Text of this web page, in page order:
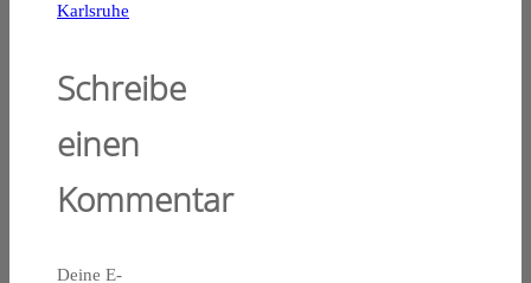
Karlsruhe
Schreibe
einen
Kommentar
Deine E-